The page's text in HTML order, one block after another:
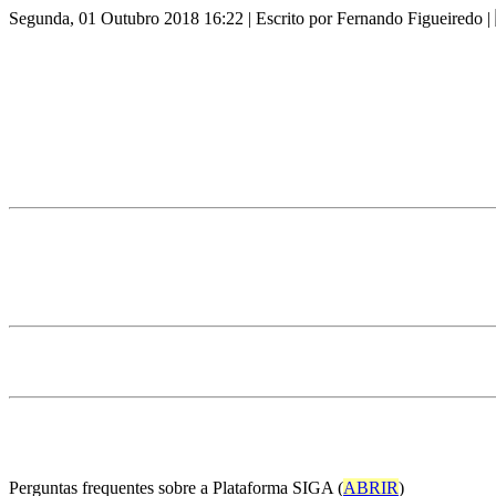
Segunda, 01 Outubro 2018 16:22 | Escrito por Fernando Figueiredo |
Perguntas frequentes sobre a Plataforma SIGA (ABRIR)